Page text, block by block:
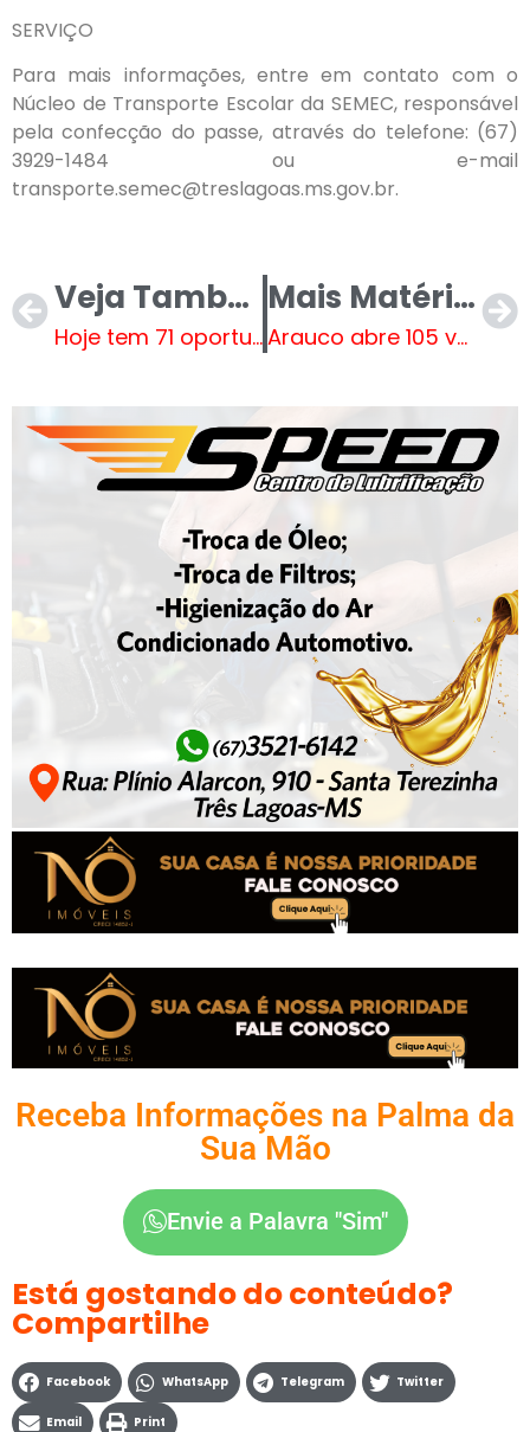
SERVIÇO
Para mais informações, entre em contato com o
Núcleo de Transporte Escolar da SEMEC, responsável
pela confecção do passe, através do telefone: (67)
3929-1484 ou e-mail
transporte.semec@treslagoas.ms.gov.br.
Veja Também
Hoje tem 71 oportunidades de emprego em Três Lagoas
Mais Matérias
Arauco abre 105 vagas de emprego para operação florestal em MS
Receba Informações na Palma da
Sua Mão
Envie a Palavra "Sim"
Está gostando do conteúdo?
Compartilhe
Facebook WhatsApp Telegram Twitter
Email Print